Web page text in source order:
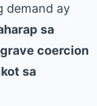
demand ay
sa
coercion
sa